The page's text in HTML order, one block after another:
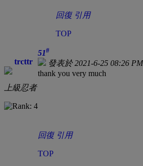
回復 引用
TOP
trcttr
上級忍者
51#
發表於 2021-6-25 08:26 PM
thank you very much
回復 引用
TOP